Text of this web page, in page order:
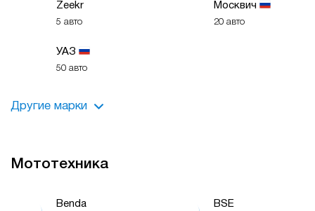
Zeekr
5 авто
Москвич
20 авто
УАЗ
50 авто
Другие марки
Нет авто
Нет авто Нет авто
Мототехника
Benda BSE